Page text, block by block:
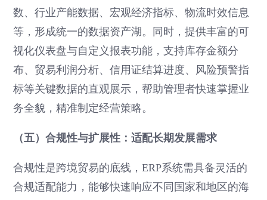
数、行业产能数据、宏观经济指标、物流时效信息
等，形成统一的数据资产湖。同时，提供丰富的可
视化仪表盘与自定义报表功能，支持库存金额分
布、贸易利润分析、信用证结算进度、风险预警指
标等关键数据的直观展示，帮助管理者快速掌握业
务全貌，精准制定经营策略。
（五）合规性与扩展性：适配长期发展需求
合规性是跨境贸易的底线，ERP系统需具备灵活的
合规适配能力，能够快速响应不同国家和地区的海